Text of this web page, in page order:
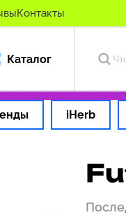
Контакты
Каталог
за 1 час
iHerb